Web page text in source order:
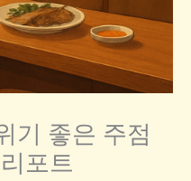
기 좋은 주점
포트